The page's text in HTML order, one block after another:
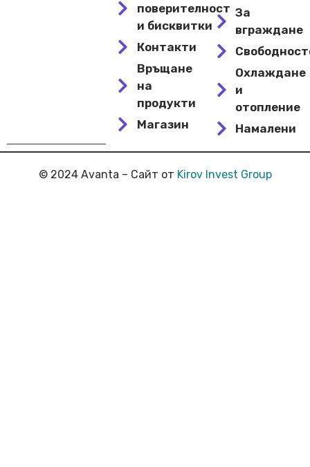
поверителност
и бисквитки
Контакти
Връщане
на
продукти
Магазин
За
вграждане
Охлаждане
и
отопление
Намалени
© 2024 Avanta – Сайт от Kirov Invest Group